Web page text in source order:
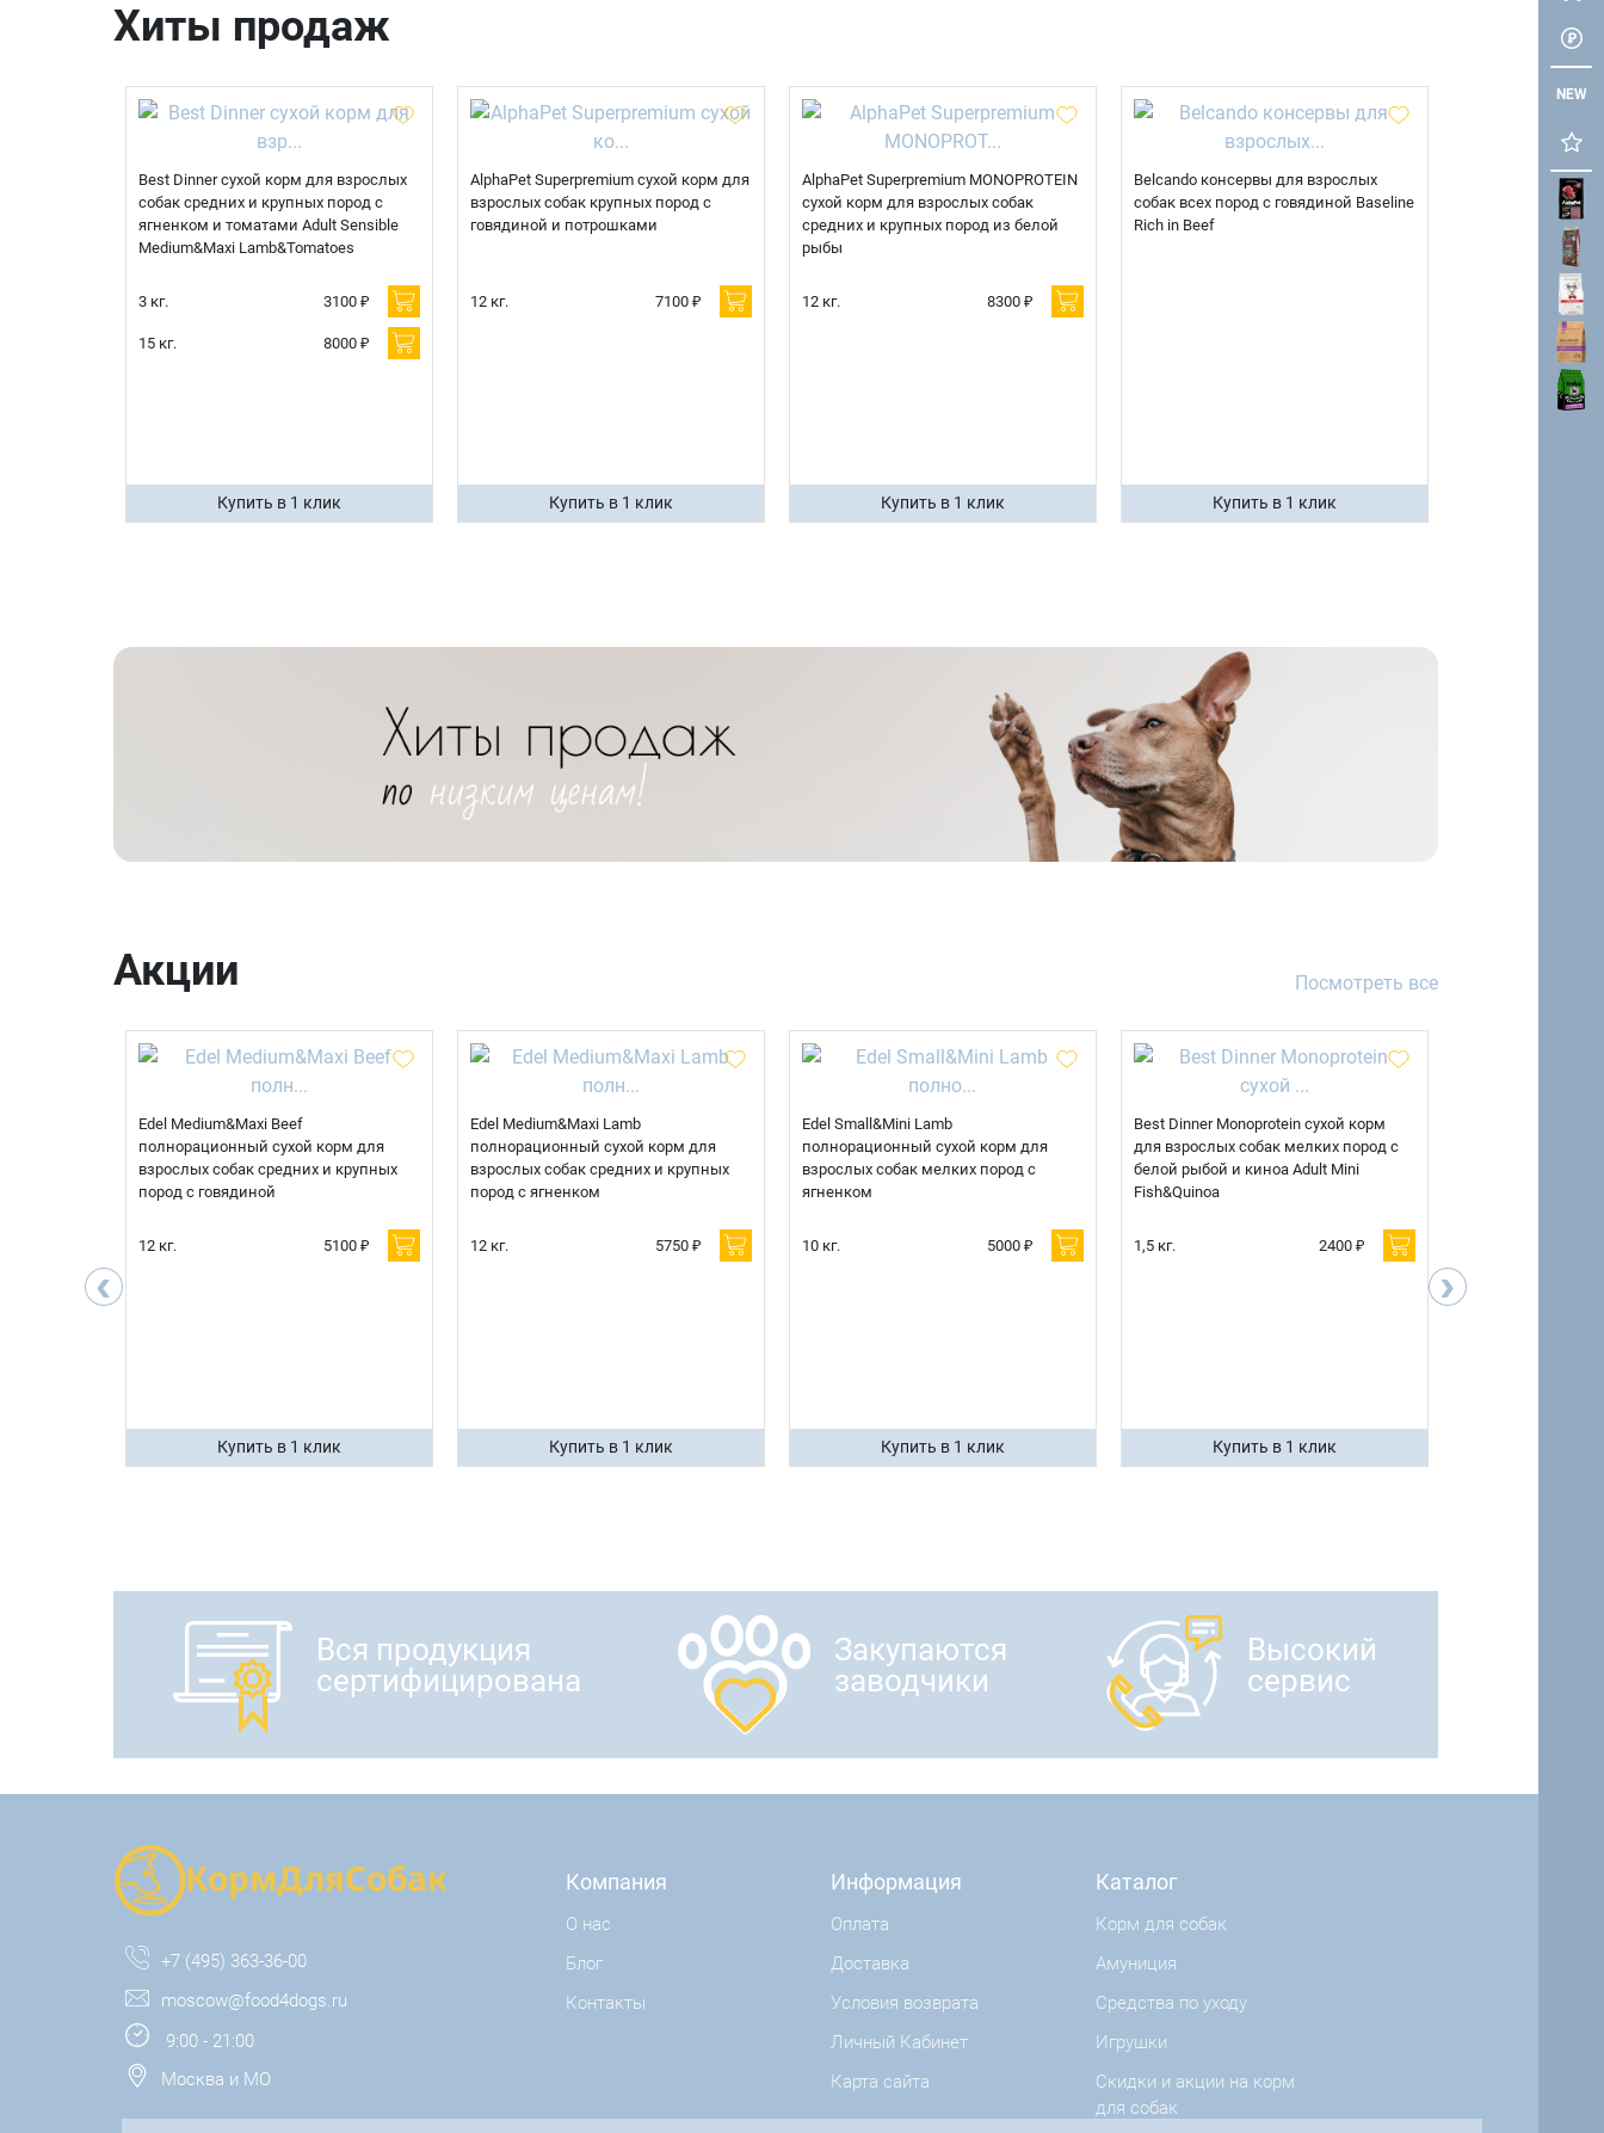
NEW
Хиты продаж
Best Dinner сухой корм для взрослых
собак средних и крупных пород с
ягненком и томатами Adult Sensible
Medium&Maxi Lamb&Tomatoes
3 кг. 3100 ₽
15 кг. 8000 ₽
Купить в 1 клик
AlphaPet Superpremium сухой корм для
взрослых собак крупных пород с
говядиной и потрошками
12 кг. 7100 ₽
Купить в 1 клик
AlphaPet Superpremium MONOPROTEIN
сухой корм для взрослых собак
средних и крупных пород из белой
рыбы
12 кг. 8300 ₽
Купить в 1 клик
Belcando консервы для взрослых
собак всех пород с говядиной Baseline
Rich in Beef
Купить в 1 клик
Акции Посмотреть все
‹
Edel Medium&Maxi Beef
полнорационный сухой корм для
взрослых собак средних и крупных
пород с говядиной
12 кг. 5100 ₽
Купить в 1 клик
Edel Medium&Maxi Lamb
полнорационный сухой корм для
взрослых собак средних и крупных
пород с ягненком
12 кг. 5750 ₽
Купить в 1 клик
Edel Small&Mini Lamb
полнорационный сухой корм для
взрослых собак мелких пород с
ягненком
10 кг. 5000 ₽
Купить в 1 клик
Best Dinner Monoprotein сухой корм
для взрослых собак мелких пород с
белой рыбой и киноа Adult Mini
Fish&Quinoa
1,5 кг. 2400 ₽
Купить в 1 клик
7 кг.
›
Вся продукция
сертифицирована
Закупаются
заводчики
Высокий
сервис
+7 (495) 363-36-00
moscow@food4dogs.ru
9:00 - 21:00
Москва и МО
Компания
О нас
Блог
Контакты
Информация
Оплата
Доставка
Условия возврата
Личный Кабинет
Карта сайта
Каталог
Корм для собак
Амуниция
Средства по уходу
Игрушки
Скидки и акции на корм
для собак
Оформить заказ
E-mail